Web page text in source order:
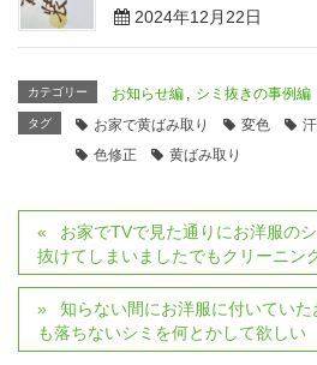
2024年12月22日
カテゴリー お知らせ編 , シミ抜きの事例編
タグ お家で黄ばみ取り 変色
色修正
黄ばみ取り
お家でTVで見た通りにお洋服の
抜けてしまいましたでもクリーニン
知らない間にお洋服に付いてい
も落ちないシミを何とかして欲しい